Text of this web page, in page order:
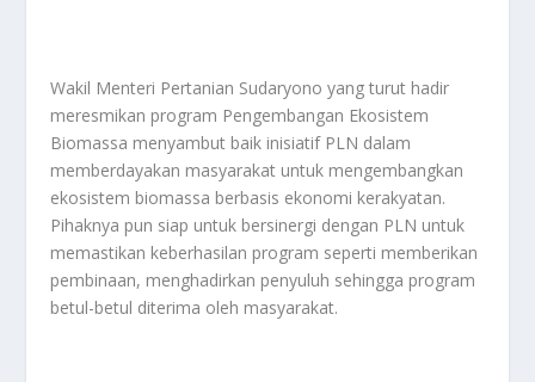
Wakil Menteri Pertanian Sudaryono yang turut hadir
meresmikan program Pengembangan Ekosistem
Biomassa menyambut baik inisiatif PLN dalam
memberdayakan masyarakat untuk mengembangkan
ekosistem biomassa berbasis ekonomi kerakyatan.
Pihaknya pun siap untuk bersinergi dengan PLN untuk
memastikan keberhasilan program seperti memberikan
pembinaan, menghadirkan penyuluh sehingga program
betul-betul diterima oleh masyarakat.